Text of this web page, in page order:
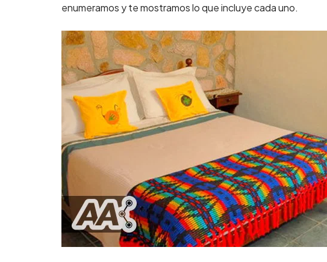
enumeramos y te mostramos lo que incluye cada uno.